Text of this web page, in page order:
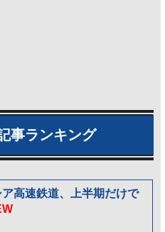
事ランキング
ア高速鉄道、上半期だけで